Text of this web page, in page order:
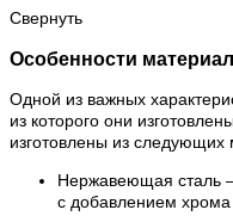
Свернуть
Особенности
Одной из важных
из которого они
изготовлены из следующих
Нержавеющая сталь
с добавлением